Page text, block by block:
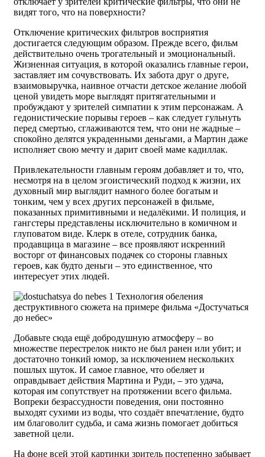
видят того, что на поверхности?
Отключение критических фильтров восприятия
достигается следующим образом. Прежде всего, фильм
действительно очень трогательный и эмоциональный.
Жизненная ситуация, в которой оказались главные герои,
заставляет им сочувствовать. Их забота друг о друге,
взаимовыручка, наивное отчасти детское желание любой
ценой увидеть море выглядят притягательными и
пробуждают у зрителей симпатии к этим персонажам. А
гедонистические порывы героев – как следует гульнуть
перед смертью, сглаживаются тем, что они не жадные –
спокойно делятся украденными деньгами, а Мартин даже
исполняет свою мечту и дарит своей маме кадиллак.
Привлекательности главным героям добавляет и то, что,
несмотря на в целом эгоистический подход к жизни, их
духовный мир выглядит намного более богатым и
тонким, чем у всех других персонажей в фильме,
показанных примитивными и недалёкими. И полиция, и
гангстеры представлены исключительно в комичном и
глуповатом виде. Клерк в отеле, сотрудник банка,
продавщица в магазине – все проявляют искренний
восторг от финансовых подачек со стороны главных
героев, как будто деньги – это единственное, что
интересует этих людей.
Добавьте сюда ещё добродушную атмосферу – во
множестве перестрелок никто не был ранен или убит; и
достаточно тонкий юмор, за исключением нескольких
пошлых шуток. И самое главное, что обеляет и
оправдывает действия Мартина и Руди, – это удача,
которая им сопутствует на протяжении всего фильма.
Вопреки безрассудности поведения, они постоянно
выходят сухими из воды, что создаёт впечатление, будто
им благоволит судьба, и сама жизнь помогает добиться
заветной цели.
На фоне всей этой картинки зритель постепенно забывает